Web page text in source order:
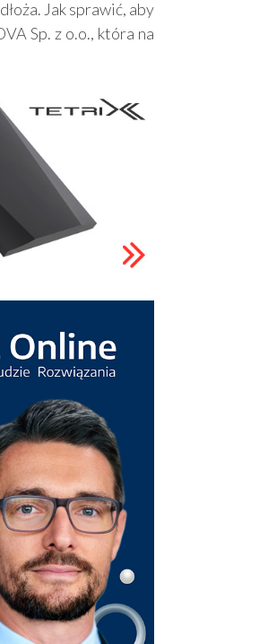
Jak sprawić, aby
Sp. z o.o., która na